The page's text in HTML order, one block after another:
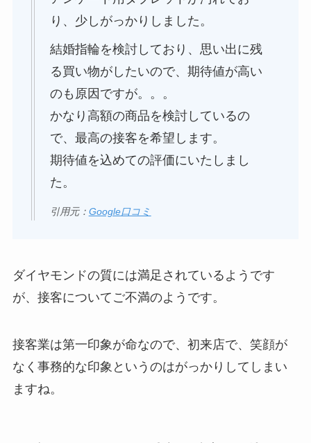
り、少しがっかりしました。
結婚指輪を検討しており、思い出に残
る買い物がしたいので、期待値が高い
のも原因ですが。。。
かなり高額の商品を検討しているの
で、最高の接客を希望します。
期待値を込めての評価にいたしまし
た。
引用元： Google口コミ
ダイヤモンドの質には満足されているようです
が、接客についてご不満のようです。
接客業は第一印象が命なので、初来店で、笑顔が
なく事務的な印象というのはがっかりしてしまい
ますね。